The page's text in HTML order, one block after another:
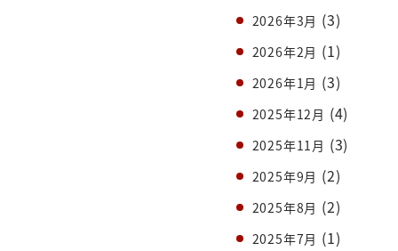
2026年3月 (3)
2026年2月 (1)
2026年1月 (3)
2025年12月 (4)
2025年11月 (3)
2025年9月 (2)
2025年8月 (2)
2025年7月 (1)